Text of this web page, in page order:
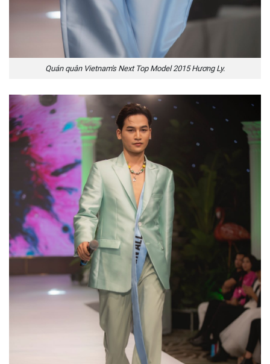
Quán quân Vietnam's Next Top Model 2015 Hương Ly.